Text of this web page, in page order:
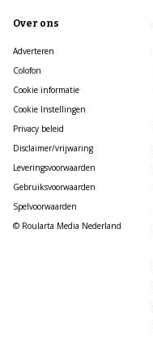
Over ons
Adverteren
Colofon
Cookie informatie
Cookie Instellingen
Privacy beleid
Disclaimer/vrijwaring
Leveringsvoorwaarden
Gebruiksvoorwaarden
Spelvoorwaarden
© Roularta Media Nederland